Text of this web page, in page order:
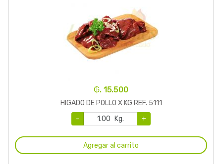
₲. 15.500
HIGADO DE POLLO X KG REF. 5111
-
Kg. +
Agregar al carrito